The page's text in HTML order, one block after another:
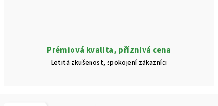
Prémiová kvalita, příznivá cena
Letitá zkušenost, spokojení zákazníci